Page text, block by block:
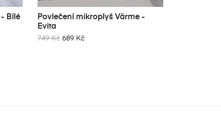
Bílé
Povlečení mikroplyš Värme -
Evita
749 Kč 689 Kč